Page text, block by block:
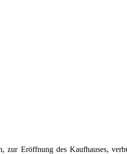
zur Eröffnung des Kaufhauses,